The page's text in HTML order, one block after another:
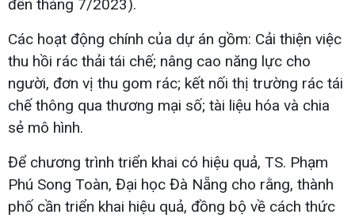
đến tháng 7/2023).
Các hoạt động chính của dự án gồm: Cải thiện việc
thu hồi rác thải tái chế; nâng cao năng lực cho
người, đơn vị thu gom rác; kết nối thị trường rác tái
chế thông qua thương mại số; tài liệu hóa và chia
sẻ mô hình.
Để chương trình triển khai có hiệu quả, TS. Phạm
Phú Song Toàn, Đại học Đà Nẵng cho rằng, thành
phố cần triển khai hiệu quả, đồng bộ về cách thức